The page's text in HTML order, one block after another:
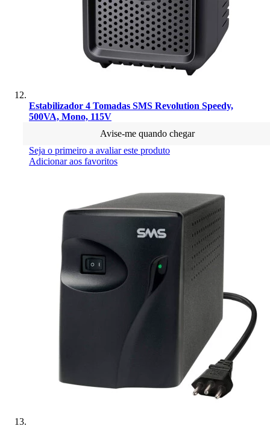
Estabilizador 4 Tomadas SMS Revolution Speedy,
500VA, Mono, 115V
Avise-me quando chegar
Seja o primeiro a avaliar este produto
Adicionar aos favoritos